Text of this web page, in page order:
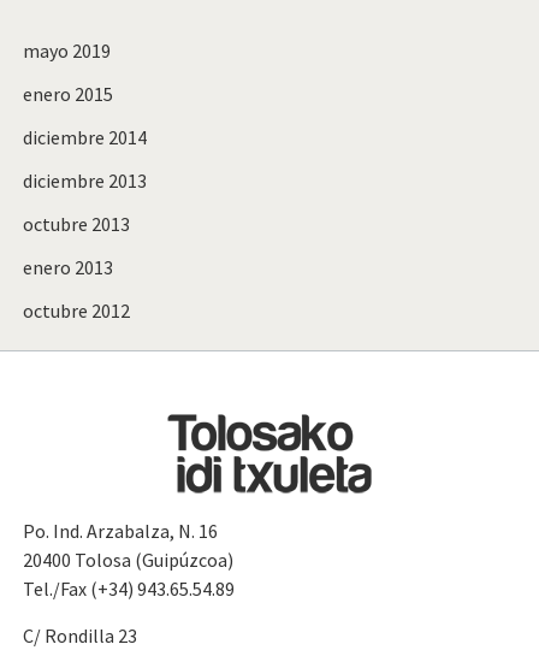
mayo 2019
enero 2015
diciembre 2014
diciembre 2013
octubre 2013
enero 2013
octubre 2012
Po. Ind. Arzabalza, N. 16
20400 Tolosa (Guipúzcoa)
Tel./Fax (+34) 943.65.54.89
C/ Rondilla 23